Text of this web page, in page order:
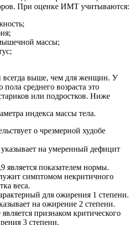
При оценке ИМТ учитываются:
массы;
выше, чем для женщин. У
пола среднего возраста это
или подростков. Ниже
индекса массы тела.
о чрезмерной худобе
на умеренный дефицит
показателем нормы.
симптомом некритичного
веса.
для ожирения 1 степени.
на ожирение 2 степени.
признаком критического
3 степени.